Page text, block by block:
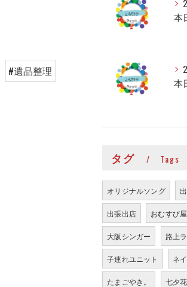
#遺品整理
タグ Tags
オリジナルソング
出張出店 おむすび屋
大阪シンガー 路上
子連れユニット ネ
たまごやき。 七夕